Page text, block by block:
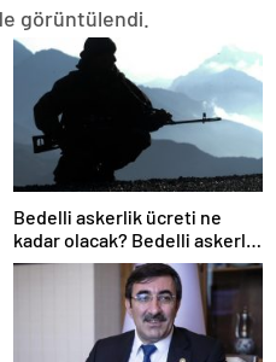
görüntülendi.
Bedelli askerlik ücreti ne
kadar olacak? Bedelli askerlik
ücreti 2024 Temmuz…